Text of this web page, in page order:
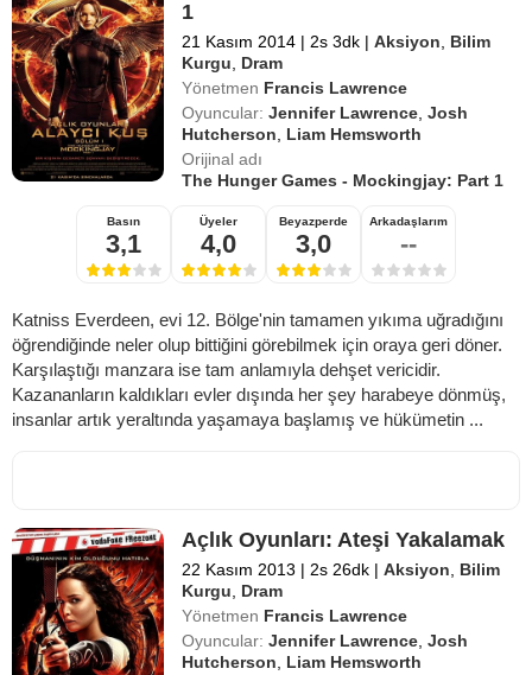
1
21 Kasım 2014 | 2s 3dk | Aksiyon
Bilim
Kurgu
Dram
Yönetmen Francis Lawrence
Oyuncular: Jennifer Lawrence ,Josh
Hutcherson
Liam Hemsworth
Orijinal adı
The Hunger Games - Mockingjay: Part 1
Basın
3,1
Üyeler
4,0
Beyazperde
3,0
Arkadaşlarım
--
Katniss Everdeen, evi 12. Bölge'nin tamamen yıkıma uğradığını
öğrendiğinde neler olup bittiğini görebilmek için oraya geri döner.
Karşılaştığı manzara ise tam anlamıyla dehşet vericidir.
Kazananların kaldıkları evler dışında her şey harabeye dönmüş,
insanlar artık yeraltında yaşamaya başlamış ve hükümetin ...
Açlık Oyunları: Ateşi Yakalamak
22 Kasım 2013 | 2s 26dk | Aksiyon
Bilim
Kurgu
Dram
Yönetmen Francis Lawrence
Oyuncular: Jennifer Lawrence ,Josh
Hutcherson
Liam Hemsworth